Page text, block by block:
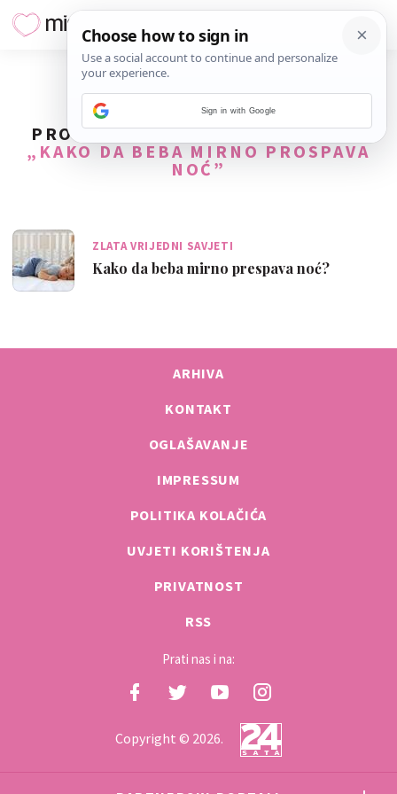
PRONAĐENO1REZULTATA ZA TAG
„KAKO DA BEBA MIRNO PROSPAVA
NOĆ”
ZLATA VRIJEDNI SAVJETI
Kako da beba mirno prespava noć?
ARHIVA
KONTAKT
OGLAŠAVANJE
IMPRESSUM
POLITIKA KOLAČIĆA
UVJETI KORIŠTENJA
PRIVATNOST
RSS
Prati nas i na:
Copyright © 2026.
Sign in with Google